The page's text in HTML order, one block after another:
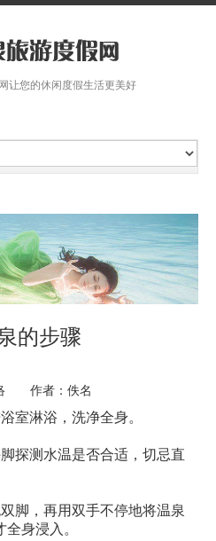
让您的休闲度假生活更美好
的步骤
作者：佚名
淋浴，洗净全身。
测水温是否合适，切忌直
，再用双手不停地将温泉
身浸入。